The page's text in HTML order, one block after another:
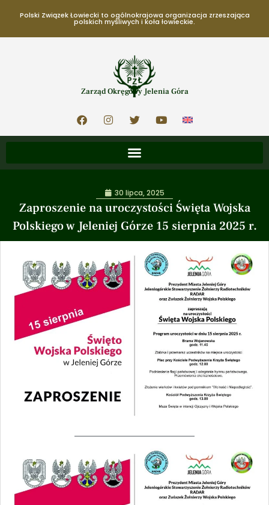
Polski Związek Łowiecki to ogólnokrajowa organizacja zrzeszająca
polskich myśliwych i koła łowieckie.
Zarząd Okręgowy Jelenia Góra
Zaproszenie na uroczystości Święta Wojska
Polskiego w Jeleniej Górze 15 sierpnia 2025 r.
30 lipca, 2025